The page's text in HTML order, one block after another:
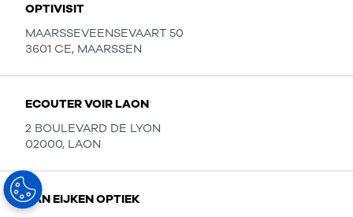
OPTIVISIT
MAARSSEVEENSEVAART 50
3601 CE, MAARSSEN
ECOUTER VOIR LAON
2 BOULEVARD DE LYON
02000, LAON
VAN EIJKEN OPTIEK